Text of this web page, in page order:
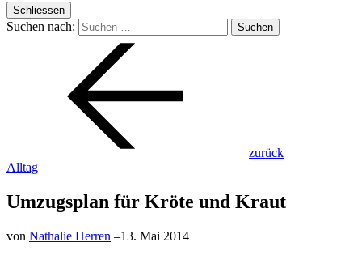
Schliessen
Suchen nach:
zurück
Alltag
Umzugsplan für Kröte und Kraut
von Nathalie Herren –13. Mai 2014